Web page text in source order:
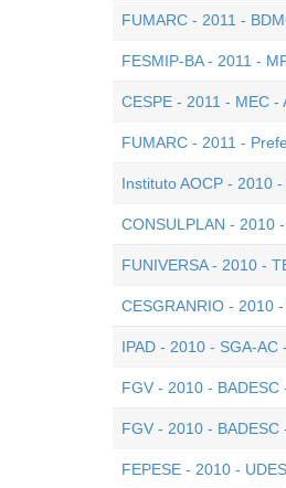
FUMARC - 2011 -
FESMIP-BA - 2011 -
CESPE - 2011 - MEC -
FUMARC - 2011 -
Instituto AOCP - 2010
CONSULPLAN - 2010
FUNIVERSA - 2010 -
CESGRANRIO - 2010
IPAD - 2010 - SGA-AC
FGV - 2010 -
FGV - 2010 -
FEPESE - 2010 -